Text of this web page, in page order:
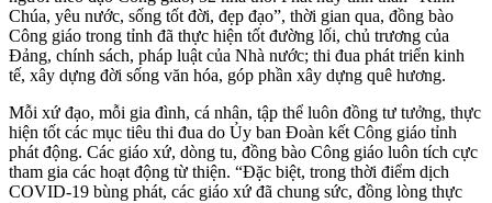
Chúa, yêu nước, sống tốt đời, đẹp đạo”, thời gian qua, đồng bào
Công giáo trong tỉnh đã thực hiện tốt đường lối, chủ trương của
Đảng, chính sách, pháp luật của Nhà nước; thi đua phát triển kinh
tế, xây dựng đời sống văn hóa, góp phần xây dựng quê hương.
Mỗi xứ đạo, mỗi gia đình, cá nhân, tập thể luôn đồng tư tưởng, thực
hiện tốt các mục tiêu thi đua do Ủy ban Đoàn kết Công giáo tỉnh
phát động. Các giáo xứ, dòng tu, đồng bào Công giáo luôn tích cực
tham gia các hoạt động từ thiện. “Đặc biệt, trong thời điểm dịch
COVID-19 bùng phát, các giáo xứ đã chung sức, đồng lòng thực